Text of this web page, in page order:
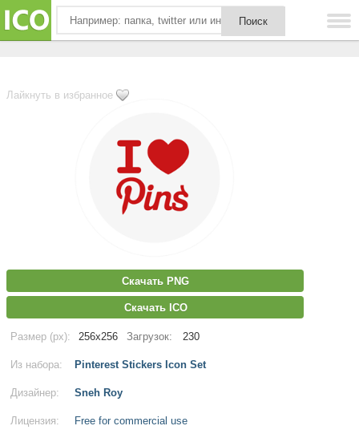
Лайкнуть в избранное
Скачать PNG
Скачать ICO
Размер (px): 256x256 Загрузок: 230
Из набора: Pinterest Stickers Icon Set
Дизайнер: Sneh Roy
Лицензия: Free for commercial use